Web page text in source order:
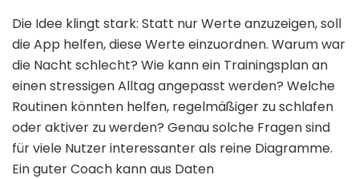
Die Idee klingt stark: Statt nur Werte anzuzeigen, soll
die App helfen, diese Werte einzuordnen. Warum war
die Nacht schlecht? Wie kann ein Trainingsplan an
einen stressigen Alltag angepasst werden? Welche
Routinen könnten helfen, regelmäßiger zu schlafen
oder aktiver zu werden? Genau solche Fragen sind
für viele Nutzer interessanter als reine Diagramme.
Ein guter Coach kann aus Daten